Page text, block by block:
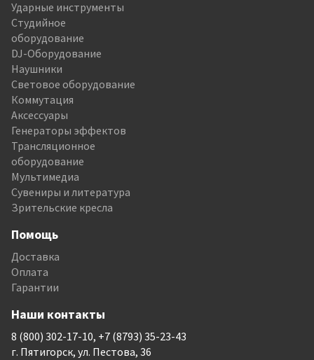
Ударные инструменты
Студийное
оборудование
DJ-Оборудование
Наушники
Световое оборудование
Коммутация
Аксессуары
Генераторы эффектов
Трансляционное
оборудование
Мультимедиа
Сувениры и литература
Зрительские кресла
Помощь
Доставка
Оплата
Гарантии
Наши контакты
8 (800) 302-17-10, +7 (8793) 35-23-43
г. Пятигорск, ул. Пестова, 36